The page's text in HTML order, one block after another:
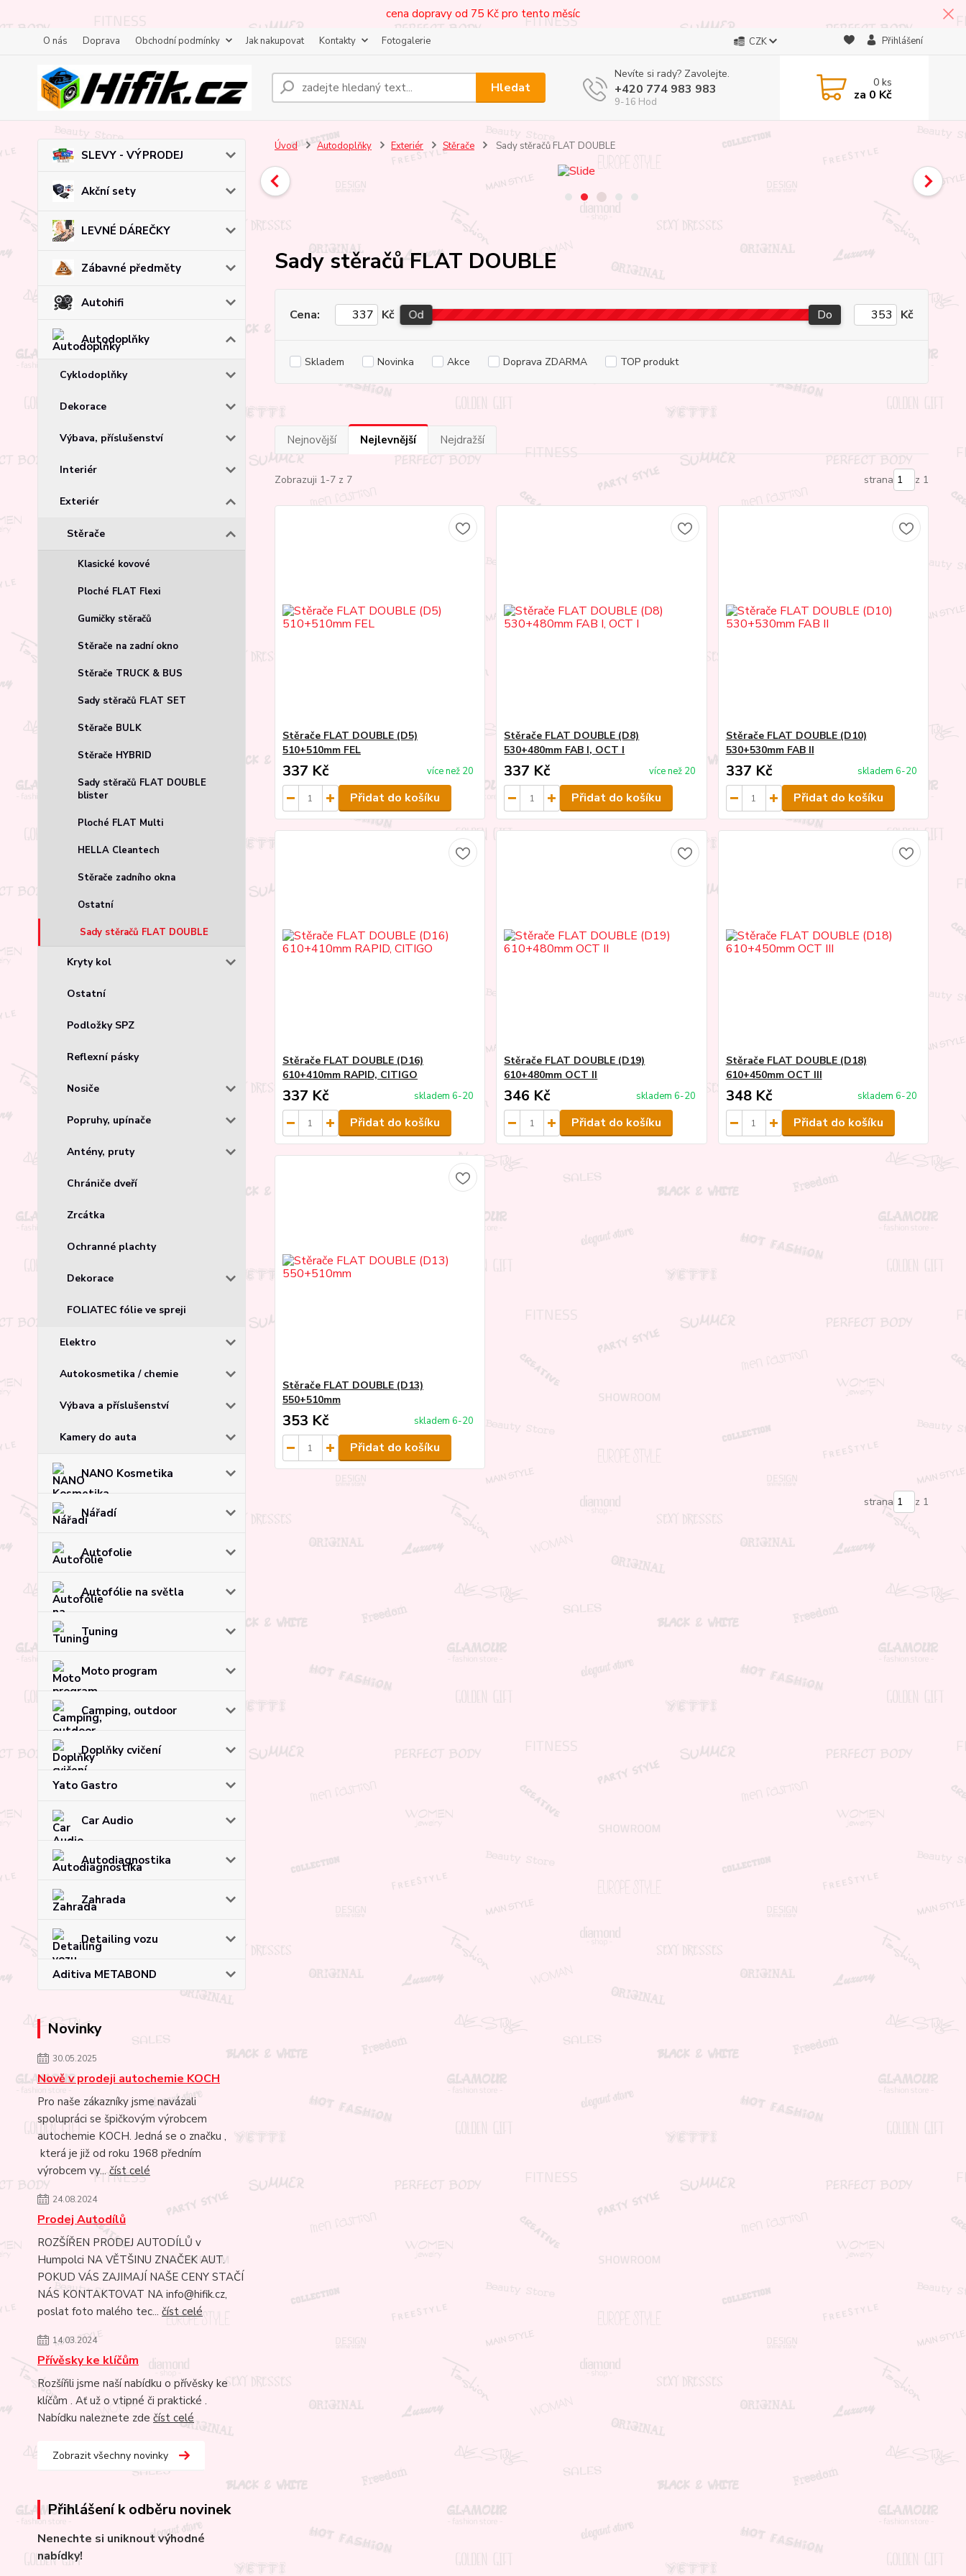
cena dopravy od 75 Kč pro tento měsíc
O nás Doprava Obchodní podmínky Jak nakupovat Kontakty Fotogalerie CZK Přihlášení
Hledat
Nevíte si rady? Zavolejte.
+420 774 983 983
9-16 Hod
0ks
za 0 Kč
SLEVY - VÝPRODEJ
Akční sety
LEVNÉ DÁREČKY
Zábavné předměty
Autohifi
Autodoplňky
Cyklodoplňky
Dekorace
Výbava, příslušenství
Interiér
Exteriér
Stěrače
Klasické kovové
Ploché FLAT Flexi
Gumičky stěračů
Stěrače na zadní okno
Stěrače TRUCK & BUS
Sady stěračů FLAT SET
Stěrače BULK
Stěrače HYBRID
Sady stěračů FLAT DOUBLE
blister
Ploché FLAT Multi
HELLA Cleantech
Stěrače zadního okna
Ostatní
Sady stěračů FLAT DOUBLE
Kryty kol
Ostatní
Podložky SPZ
Reflexní pásky
Nosiče
Popruhy, upínače
Antény, pruty
Chrániče dveří
Zrcátka
Ochranné plachty
Dekorace
FOLIATEC fólie ve spreji
Elektro
Autokosmetika / chemie
Výbava a příslušenství
Kamery do auta
NANO Kosmetika
Nářadí
Autofolie
Autofólie na světla
Tuning
Moto program
Camping, outdoor
Doplňky cvičení
Yato Gastro
Car Audio
Autodiagnostika
Zahrada
Detailing vozu
Aditiva METABOND
Novinky
30.05.2025
Nově v prodeji autochemie KOCH
Pro naše zákazníky jsme navázali
spolupráci se špičkovým výrobcem
autochemie KOCH. Jedná se o značku ,
která je již od roku 1968 předním
výrobcem vy...číst celé
24.08.2024
Prodej Autodílů
ROZŠÍŘEN PRODEJ AUTODÍLŮ v
Humpolci NA VĚTŠINU ZNAČEK AUT.
POKUD VÁS ZAJIMAJÍ NAŠE CENY STAČÍ
NÁS KONTAKTOVAT NA info@hifik.cz,
poslat foto malého tec... číst celé
14.03.2024
Přívěsky ke klíčům
Rozšířili jsme naší nabídku o přívěsky ke
klíčům . Ať už o vtipné či praktické .
Nabídku naleznete zde číst celé
Zobrazit všechny novinky
Přihlášení k odběru novinek
Nenechte si uniknout výhodné
nabídky!
Úvod Autodoplňky Exteriér Stěrače Sady stěračů FLAT DOUBLE
Sady stěračů FLAT DOUBLE
Cena: Kč Od Do Kč
Skladem Novinka Akce Doprava ZDARMA TOP produkt
Nejnovější Nejlevnější Nejdražší
Zobrazuji 1-7 z 7 strana z 1
Stěrače FLAT DOUBLE (D5)
510+510mm FEL
337 Kč více než 20
Přidat do košíku
Stěrače FLAT DOUBLE (D8)
530+480mm FAB I, OCT I
337 Kč více než 20
Přidat do košíku
Stěrače FLAT DOUBLE (D10)
530+530mm FAB II
337 Kč skladem 6-20
Přidat do košíku
Stěrače FLAT DOUBLE (D16)
610+410mm RAPID, CITIGO
337 Kč skladem 6-20
Přidat do košíku
Stěrače FLAT DOUBLE (D19)
610+480mm OCT II
346 Kč skladem 6-20
Přidat do košíku
Stěrače FLAT DOUBLE (D18)
610+450mm OCT III
348 Kč skladem 6-20
Přidat do košíku
Stěrače FLAT DOUBLE (D13)
550+510mm
353 Kč skladem 6-20
Přidat do košíku
strana z 1